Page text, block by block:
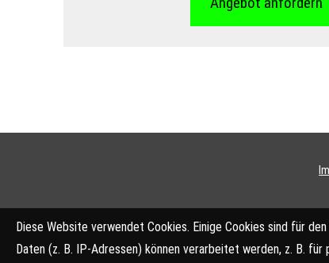
Diese Website verwendet Cookies. Einige Cookies sind für
Daten (z. B. IP-Adressen) können verarbeitet werden, z. B.